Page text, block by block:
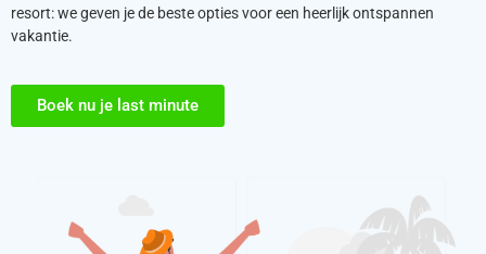
resort: we geven je de beste opties voor een heerlijk ontspannen
vakantie.
Boek nu je last minute